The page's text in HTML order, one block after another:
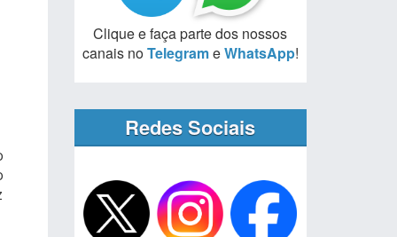
Clique e faça parte dos nossos
canais noTelegrameWhatsApp!
Redes Sociais